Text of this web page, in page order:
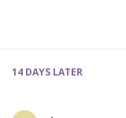
14 DAYS LATER